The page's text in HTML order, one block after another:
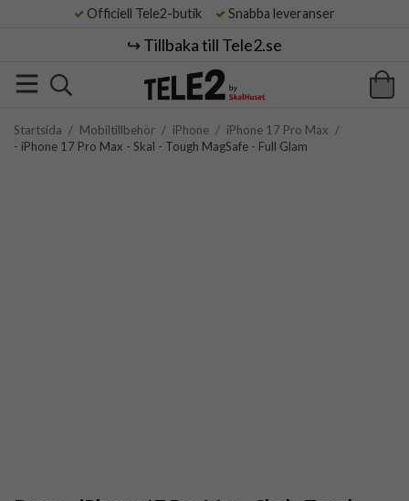
Officiell Tele2-butik Snabba leveranser
↪️ Tillbaka till Tele2.se
Startsida / Mobiltillbehör / iPhone / iPhone 17 Pro Max /
- iPhone 17 Pro Max - Skal - Tough MagSafe - Full Glam